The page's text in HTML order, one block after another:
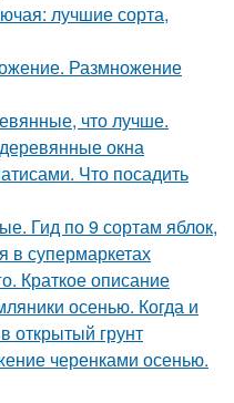
лучшие сорта,
Размножение
что лучше.
окна
Что посадить
Гид по 9 сортам яблок,
в супермаркетах
Краткое описание
осенью. Когда и
открытый грунт
черенками осенью.